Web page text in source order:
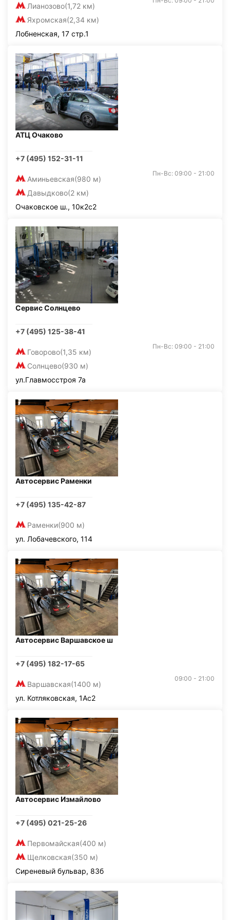
Лианозово(1,72 км)
Яхромская(2,34 км)
Лобненская, 17 стр.1
АТЦ Очаково
+7 (495) 152-31-11
Аминьевская(980 м)
Давыдково(2 км)
Пн-Вс: 09:00 - 21:00
Очаковское ш., 10к2с2
Сервис Солнцево
+7 (495) 125-38-41
Говорово(1,35 км)
Солнцево(930 м)
Пн-Вс: 09:00 - 21:00
ул.Главмосстроя 7а
Автосервис Раменки
+7 (495) 135-42-87
Раменки(900 м)
ул. Лобачевского, 114
Автосервис Варшавское ш
+7 (495) 182-17-65
Варшавская(1400 м)
09:00 - 21:00
ул. Котляковская, 1Ас2
Автосервис Измайлово
+7 (495) 021-25-26
Первомайская(400 м)
Щелковская(350 м)
Сиреневый бульвар, 83б